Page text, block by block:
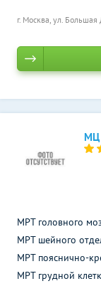
г. Москва, ул. Большая
МЦ
МРТ головного
МРТ шейного
МРТ пояснично-
МРТ грудной